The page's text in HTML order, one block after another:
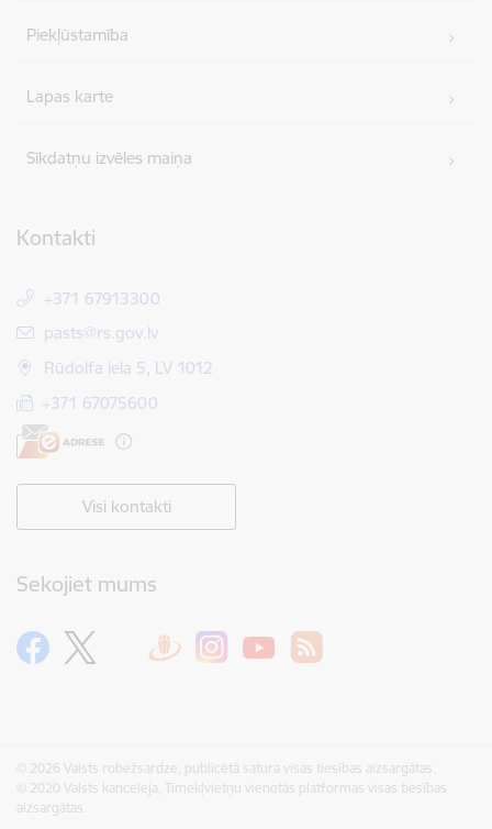
Piekļūstamība
Lapas karte
Sīkdatņu izvēles maiņa
Kontakti
+371 67913300
E-pasts:
pasts@rs.gov.lv
Rūdolfa iela 5, LV 1012
+371 67075600
Visi kontakti
Sekojiet mums
© 2026 Valsts robežsardze, publicētā satura visas tiesības aizsargātas.
© 2020 Valsts kanceleja, Tīmekļvietņu vienotās platformas visas tiesības
aizsargātas.